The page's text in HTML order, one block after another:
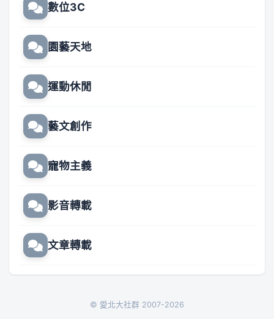
數位3C
園藝天地
運動休閒
藝文創作
寵物主義
影音轉載
文章轉載
© 愛北大社群 2007-2026